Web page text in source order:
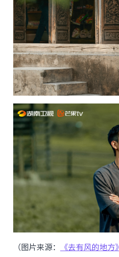
（图片来源： 《去有风的地